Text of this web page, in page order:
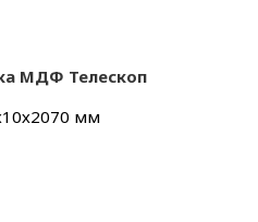
МДФ Телескоп
мм